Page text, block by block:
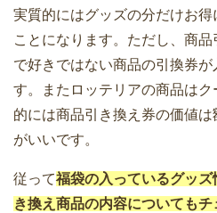
実質的にはグッズの分だけお得
ことになります。ただし、商
で好きではない商品の引換券
す。またロッテリアの商品は
的には商品引き換え券の価値
がいいです。
従って福袋の入っているグッズ
き換え商品の内容についても